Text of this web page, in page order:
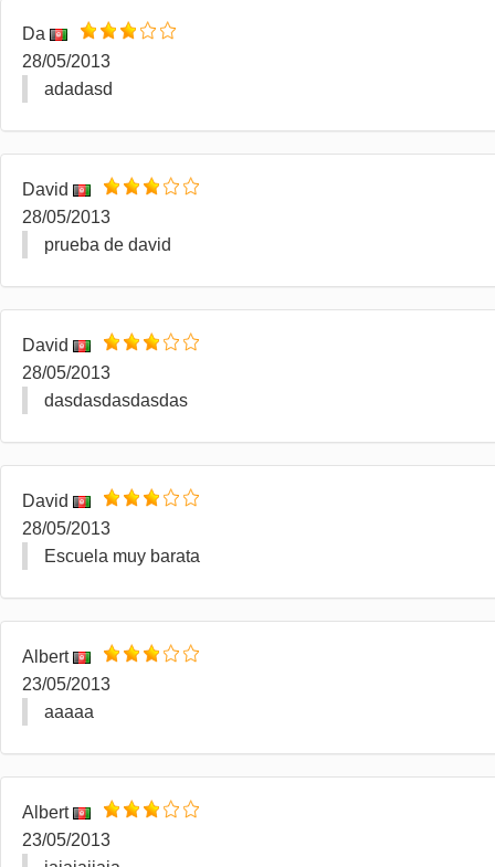
Da
28/05/2013
adadasd
David
28/05/2013
prueba de david
David
28/05/2013
dasdasdasdasdas
David
28/05/2013
Escuela muy barata
Albert
23/05/2013
aaaaa
Albert
23/05/2013